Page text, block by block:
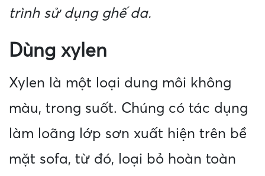
trình sử dụng ghế da.
Dùng xylen
Xylen là một loại dung môi không
màu, trong suốt. Chúng có tác dụng
làm loãng lớp sơn xuất hiện trên bề
mặt sofa, từ đó, loại bỏ hoàn toàn